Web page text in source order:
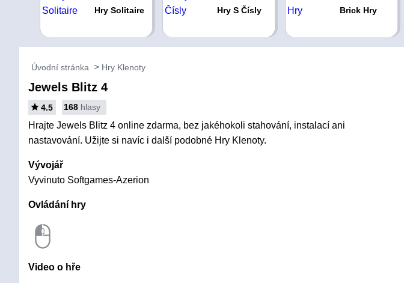
Hry Solitaire Hry S Čísly Brick Hry
Úvodní stránka Hry Klenoty
Jewels Blitz 4
4.5 168 hlasy
Hrajte Jewels Blitz 4 online zdarma, bez jakéhokoli stahování, instalací ani
nastavování. Užijte si navíc i další podobné Hry Klenoty.
Vývojář
Vyvinuto Softgames-Azerion
Ovládání hry
Video o hře